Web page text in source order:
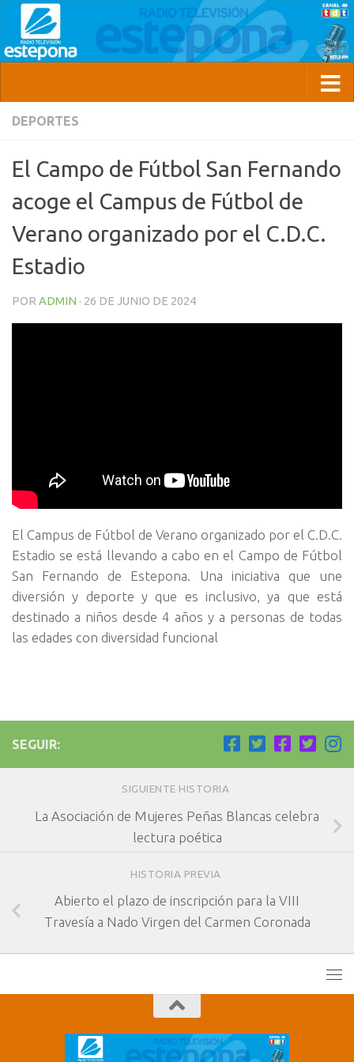
DEPORTES
El Campo de Fútbol San Fernando
acoge el Campus de Fútbol de
Verano organizado por el C.D.C.
Estadio
POR ADMIN · 26 DE JUNIO DE 2024
El Campus de Fútbol de Verano organizado por el C.D.C.
Estadio se está llevando a cabo en el Campo de Fútbol
San Fernando de Estepona. Una iniciativa que une
diversión y deporte y que es inclusivo, ya que está
destinado a niños desde 4 años y a personas de todas
las edades con diversidad funcional
SEGUIR:
SIGUIENTE HISTORIA
La Asociación de Mujeres Peñas Blancas celebra
lectura poética
HISTORIA PREVIA
Abierto el plazo de inscripción para la VIII
Travesía a Nado Virgen del Carmen Coronada